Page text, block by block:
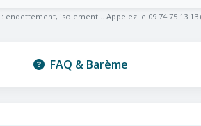
: endettement, isolement... Appelez le 09 74 75 13 13
FAQ & Barème